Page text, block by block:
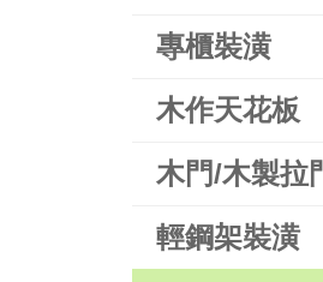
專櫃裝潢
木作天花板
木門/木製拉
輕鋼架裝潢